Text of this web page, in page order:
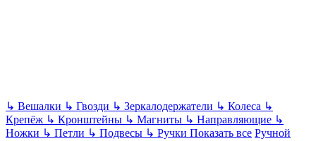
↳ Вешалки ↳ Гвозди ↳ Зеркалодержатели ↳ Колеса ↳
Крепёж ↳ Кронштейны ↳ Магниты ↳ Направляющие ↳
Ножки ↳ Петли ↳ Подвесы ↳ Ручки Показать все Ручной